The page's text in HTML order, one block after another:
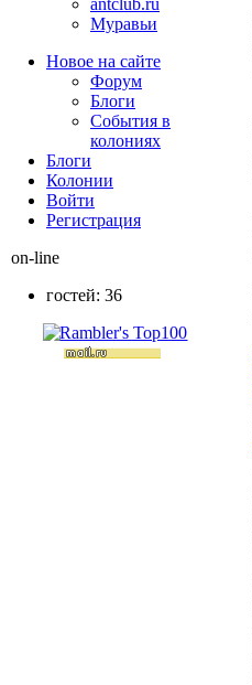
antclub.ru
Муравьи
Новое на сайте
Форум
Блоги
События в
колониях
Блоги
Колонии
Войти
Peгиcтpaция
on-line
гостей: 36